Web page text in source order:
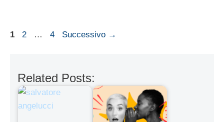
Pagina
1 Pagina
2 … Pagina
4 Successivo →
Related Posts: